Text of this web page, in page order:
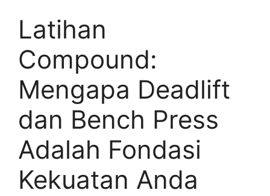
Latihan
Compound:
Mengapa Deadlift
dan Bench Press
Adalah Fondasi
Kekuatan Anda